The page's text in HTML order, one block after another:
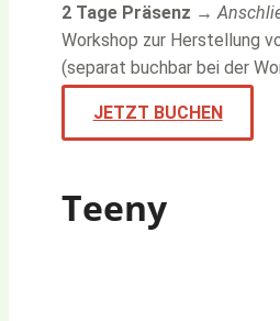
2 Tage Präsenz →
Workshop zur Herstellung
(separat buchbar bei der
JETZT BUCHEN
Teeny